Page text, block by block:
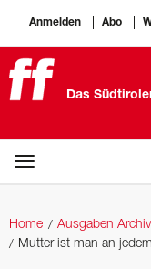
Anmelden Abo
Das
Home Ausgaben Archiv
Mutter ist man an